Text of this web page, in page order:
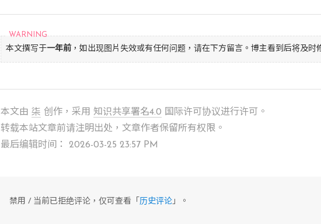
本文撰写于一年前 ，如出现图片失效或有任何问题，请在下方留言。博主看到后将及时
本文由 柒 创作，采用 知识共享署名4.0 国际许可协议进行许可。
转载本站文章前请注明出处，文章作者保留所有权限。
最后编辑时间： 2026-03-25 23:57 PM
禁用 / 当前已拒绝评论，仅可查看「 历史评论」。